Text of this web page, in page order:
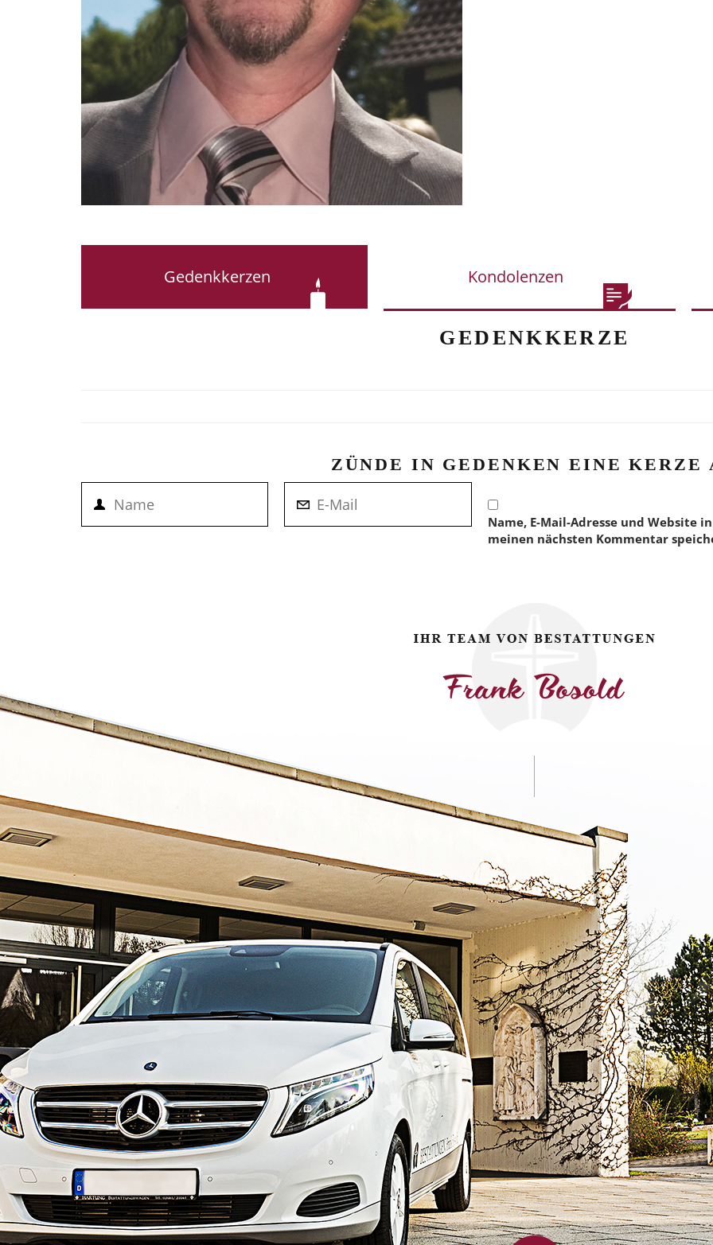
Gedenkkerzen Kondolenzen
GEDENKKERZE
ZÜNDE IN GEDENKEN EINE KERZE
Name, E-Mail-Adresse und Website
meinen nächsten Kommentar